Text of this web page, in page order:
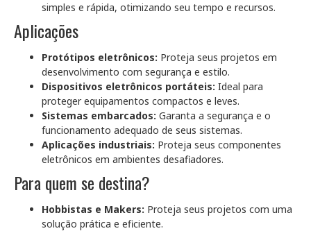
simples e rápida, otimizando seu tempo e recursos.
Aplicações
Protótipos eletrônicos: Proteja seus projetos em
desenvolvimento com segurança e estilo.
Dispositivos eletrônicos portáteis: Ideal para
proteger equipamentos compactos e leves.
Sistemas embarcados: Garanta a segurança e o
funcionamento adequado de seus sistemas.
Aplicações industriais: Proteja seus componentes
eletrônicos em ambientes desafiadores.
Para quem se destina?
Hobbistas e Makers: Proteja seus projetos com uma
solução prática e eficiente.